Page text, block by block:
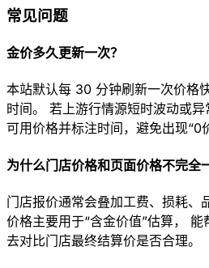
常见问题
金价多久更新一次？
本站默认每 30 分钟刷新一次价格
时间。 若上游行情源短时波动或
可用价格并标注时间，避免出现“0
为什么门店价格和页面价格不完全
门店报价通常会叠加工费、损耗、
价格主要用于“含金价值”估算，
去对比门店最终结算价是否合理。